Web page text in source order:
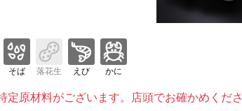
そば 落花生 えび かに
定原材料がございます。店頭でお確かめくださ